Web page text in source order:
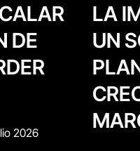
DE
2026
LA
UN